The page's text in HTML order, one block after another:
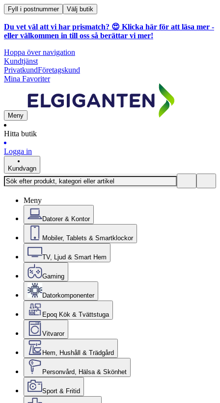
Fyll i postnummer Välj butik
Du vet väl att vi har prismatch? 😍 Klicka här för att läsa mer -
eller välkommen in till oss så berättar vi mer!
Hoppa över navigation
Kundtjänst
PrivatkundFöretagskund
Mina Favoriter
Meny
Hitta butik
Logga in
Kundvagn
Meny
Datorer & Kontor
Mobiler, Tablets & Smartklockor
TV, Ljud & Smart Hem
Gaming
Datorkomponenter
Epoq Kök & Tvättstuga
Vitvaror
Hem, Hushåll & Trädgård
Personvård, Hälsa & Skönhet
Sport & Fritid